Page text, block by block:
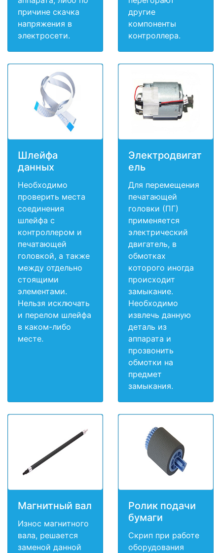
причине скачка
напряжения в
электросети.
другие
компоненты
контроллера.
Шлейфа
данных
Необходимо
проверить места
соединения
шлейфа с
контроллером и
печатающей
головкой, а также
между отдельно
стоящими
элементами.
Нельзя исключать
и перелом шлейфа
в каком-либо
месте.
Электродвигат
ель
Для перемещения
печатающей
головки (ПГ)
применяется
электрический
двигатель, в
обмотках
которого иногда
происходит
замыкание.
Необходимо
извлечь данную
деталь из
аппарата и
прозвонить
обмотки на
предмет
замыкания.
Магнитный вал
Износ магнитного
вала, решается
заменой данной
Ролик подачи
бумаги
Скрип при работе
оборудования